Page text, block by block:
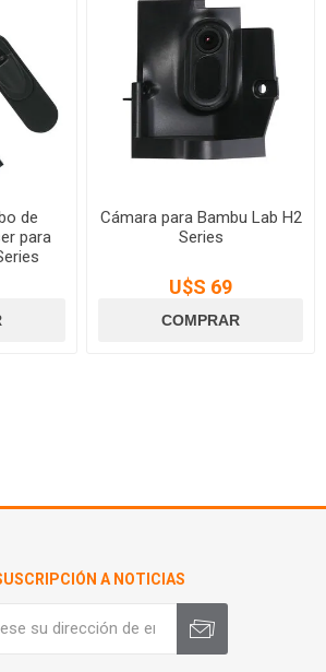
de
para
Cámara para Bambu Lab H2
Series
U$S 69
A NOTICIAS